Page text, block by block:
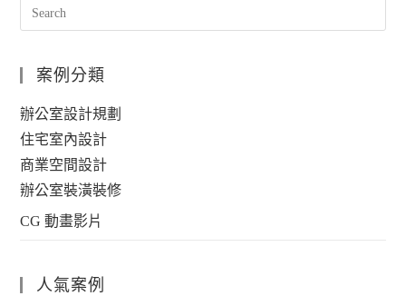
案例分類
辦公室設計規劃
住宅室內設計
商業空間設計
辦公室裝潢裝修
CG 動畫影片
人氣案例